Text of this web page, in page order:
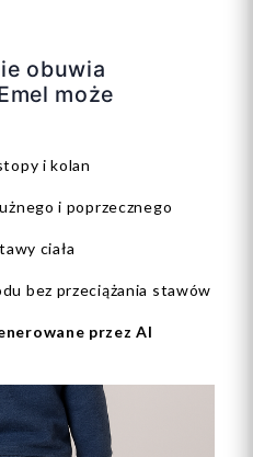
obuwia
może
i kolan
i poprzecznego
ciała
bez przeciążania stawów
przez AI